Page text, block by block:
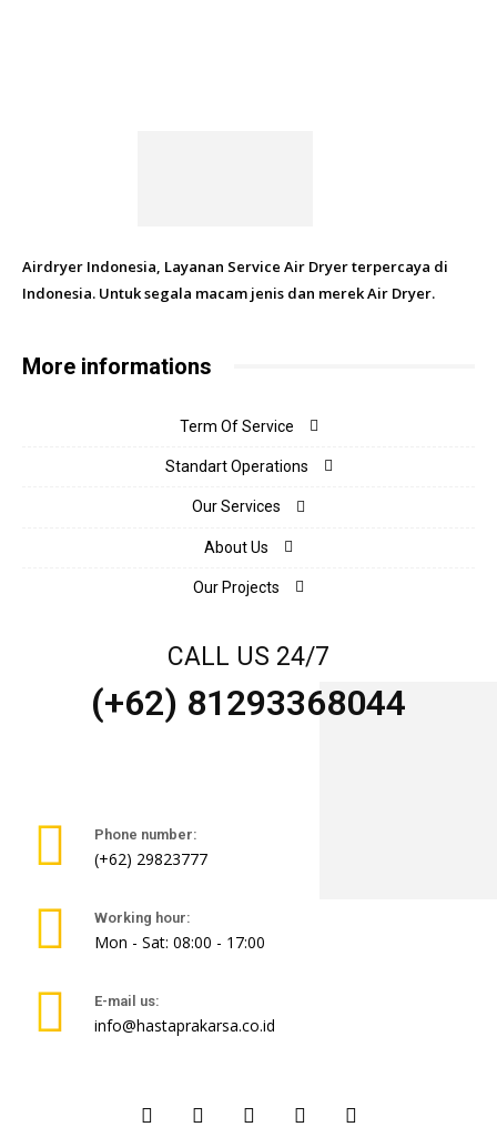
Airdryer Indonesia, Layanan Service Air Dryer terpercaya di
Indonesia. Untuk segala macam jenis dan merek Air Dryer.
More informations
Term Of Service
Standart Operations
Our Services
About Us
Our Projects
CALL US 24/7
(+62) 81293368044
Phone number:
(+62) 29823777
Working hour:
Mon - Sat: 08:00 - 17:00
E-mail us:
info@hastaprakarsa.co.id